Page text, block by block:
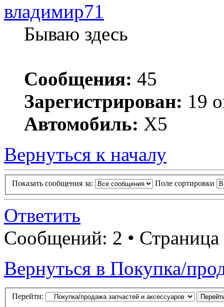
владимир71
Бываю здесь
Сообщения: 45
Зарегистрирован: 19
Автомобиль: X5
Вернуться к началу
Показать сообщения за: Поле сортировки
Ответить
Сообщений: 2 • Страница
Вернуться в Покупка/
Перейти: